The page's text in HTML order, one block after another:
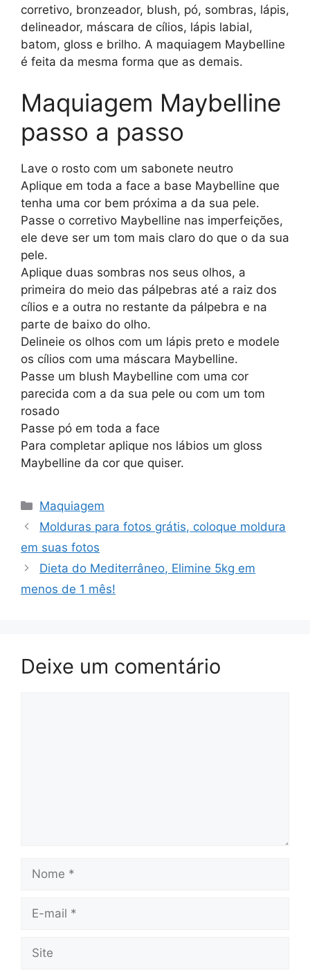
corretivo, bronzeador, blush, pó, sombras, lápis,
delineador, máscara de cílios, lápis labial,
batom, gloss e brilho. A maquiagem Maybelline
é feita da mesma forma que as demais.
Maquiagem Maybelline
passo a passo
Lave o rosto com um sabonete neutro
Aplique em toda a face a base Maybelline que
tenha uma cor bem próxima a da sua pele.
Passe o corretivo Maybelline nas imperfeições,
ele deve ser um tom mais claro do que o da sua
pele.
Aplique duas sombras nos seus olhos, a
primeira do meio das pálpebras até a raiz dos
cílios e a outra no restante da pálpebra e na
parte de baixo do olho.
Delineie os olhos com um lápis preto e modele
os cílios com uma máscara Maybelline.
Passe um blush Maybelline com uma cor
parecida com a da sua pele ou com um tom
rosado
Passe pó em toda a face
Para completar aplique nos lábios um gloss
Maybelline da cor que quiser.
Categorias
Maquiagem
Molduras para fotos grátis, coloque moldura
em suas fotos
Dieta do Mediterrâneo, Elimine 5kg em
menos de 1 mês!
Deixe um comentário
Nome
Site